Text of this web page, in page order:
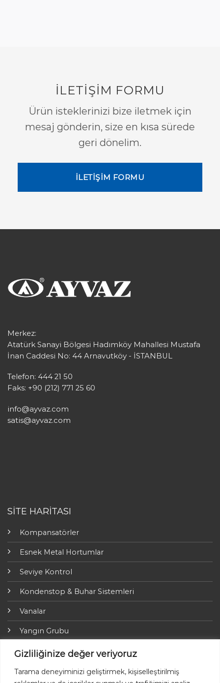
Gizliliğinize değer veriyoruz
Tarama deneyiminizi geliştirmek, kişiselleştirilmiş
İLETİŞİM FORMU
Ürün isteklerinizi bize iletmek için
mesaj gönderin, size en kısa sürede
geri dönelim.
İLETİŞİM FORMU
Merkez:
Atatürk Sanayi Bölgesi Hadımköy Mahallesi Mustafa
İnan Caddesi No: 44 Arnavutköy - İSTANBUL
Telefon: 444 21 50
Faks: +90 (212) 771 25 60
info@ayvaz.com
satis@ayvaz.com
SİTE HARİTASI
Kompansatörler
Esnek Metal Hortumlar
Seviye Kontrol
Kondenstop & Buhar Sistemleri
Vanalar
Yangın Grubu
ARI-Armaturen
Yalıtım Grubu